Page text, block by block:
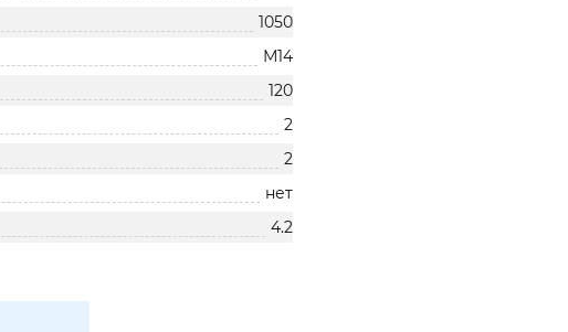
1050
М14
120
2
2
нет
4.2